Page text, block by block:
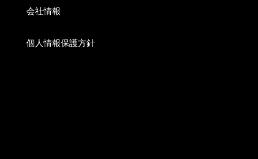
会社情報
個人情報保護方針